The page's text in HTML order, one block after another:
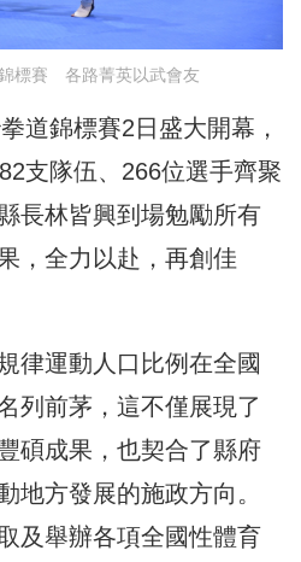
標賽 各路菁英以武會友
道錦標賽2日盛大開幕，
支隊伍、266位選手齊聚
長林皆興到場勉勵所有
，全力以赴，再創佳
律運動人口比例在全國
列前茅，這不僅展現了
碩成果，也契合了縣府
地方發展的施政方向。
及舉辦各項全國性體育